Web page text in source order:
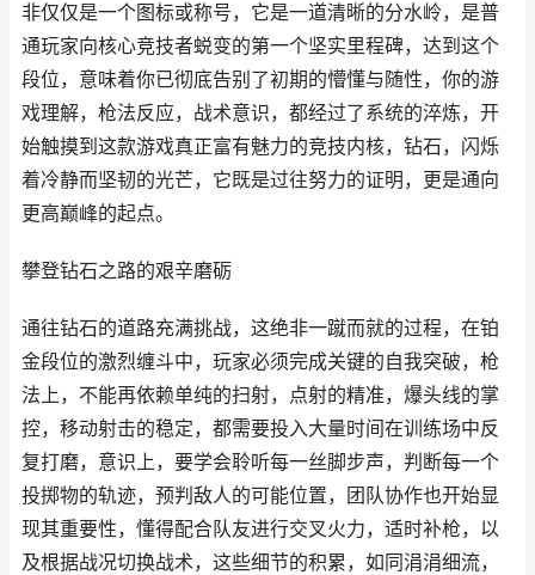
非仅仅是一个图标或称号，它是一道清晰的分水岭，是普
通玩家向核心竞技者蜕变的第一个坚实里程碑，达到这个
段位，意味着你已彻底告别了初期的懵懂与随性，你的游
戏理解，枪法反应，战术意识，都经过了系统的淬炼，开
始触摸到这款游戏真正富有魅力的竞技内核，钻石，闪烁
着冷静而坚韧的光芒，它既是过往努力的证明，更是通向
更高巅峰的起点。
攀登钻石之路的艰辛磨砺
通往钻石的道路充满挑战，这绝非一蹴而就的过程，在铂
金段位的激烈缠斗中，玩家必须完成关键的自我突破，枪
法上，不能再依赖单纯的扫射，点射的精准，爆头线的掌
控，移动射击的稳定，都需要投入大量时间在训练场中反
复打磨，意识上，要学会聆听每一丝脚步声，判断每一个
投掷物的轨迹，预判敌人的可能位置，团队协作也开始显
现其重要性，懂得配合队友进行交叉火力，适时补枪，以
及根据战况切换战术，这些细节的积累，如同涓涓细流，